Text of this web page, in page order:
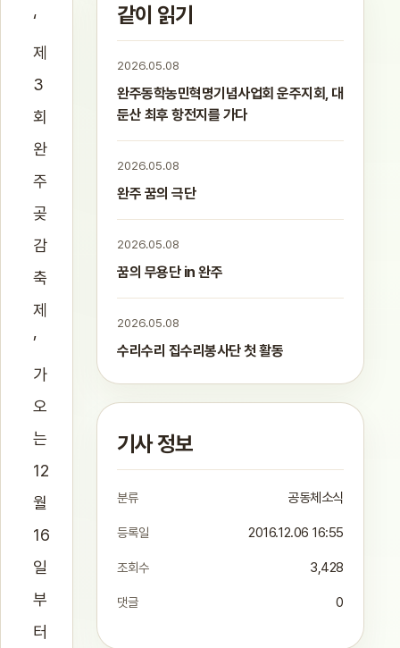
‘
제
3
회
완
주
곶
감
축
제
’
가
오
는
12
월
16
일
부
터
같이 읽기
2026.05.08
완주동학농민혁명기념사업회 운주지회, 대
둔산 최후 항전지를 가다
2026.05.08
완주 꿈의 극단
2026.05.08
꿈의 무용단 in 완주
2026.05.08
수리수리 집수리봉사단 첫 활동
기사 정보
분류 공동체소식
등록일 2016.12.06 16:55
조회수 3,428
댓글 0